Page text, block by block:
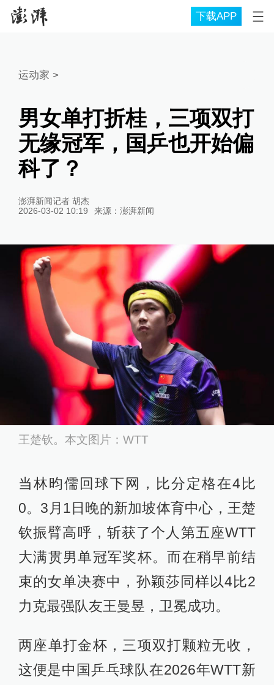
下载APP
运动家 >
男女单打折桂，三项双打
无缘冠军，国乒也开始偏
科了？
澎湃新闻记者 胡杰
2026-03-02 10:19
来源： 澎湃新闻
王楚钦。本文图片：WTT
当林昀儒回球下网，比分定格在4比
0。3月1日晚的新加坡体育中心，王楚
钦振臂高呼，斩获了个人第五座WTT
大满贯男单冠军奖杯。而在稍早前结
束的女单决赛中，孙颖莎同样以4比2
力克最强队友王曼昱，卫冕成功。
两座单打金杯，三项双打颗粒无收，
这便是中国乒乓球队在2026年WTT新